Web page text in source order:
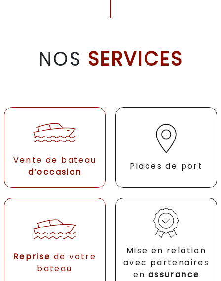
NOS SERVICES
Vente de bateau
d’occasion
Places de port
Reprise de votre
bateau
Mise en relation
avec partenaires
en assurance